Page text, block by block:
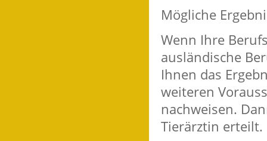
Mögliche
Wenn Ihre
ausländische
Ihnen das
weiteren
nachweisen.
Tierärztin erteilt.